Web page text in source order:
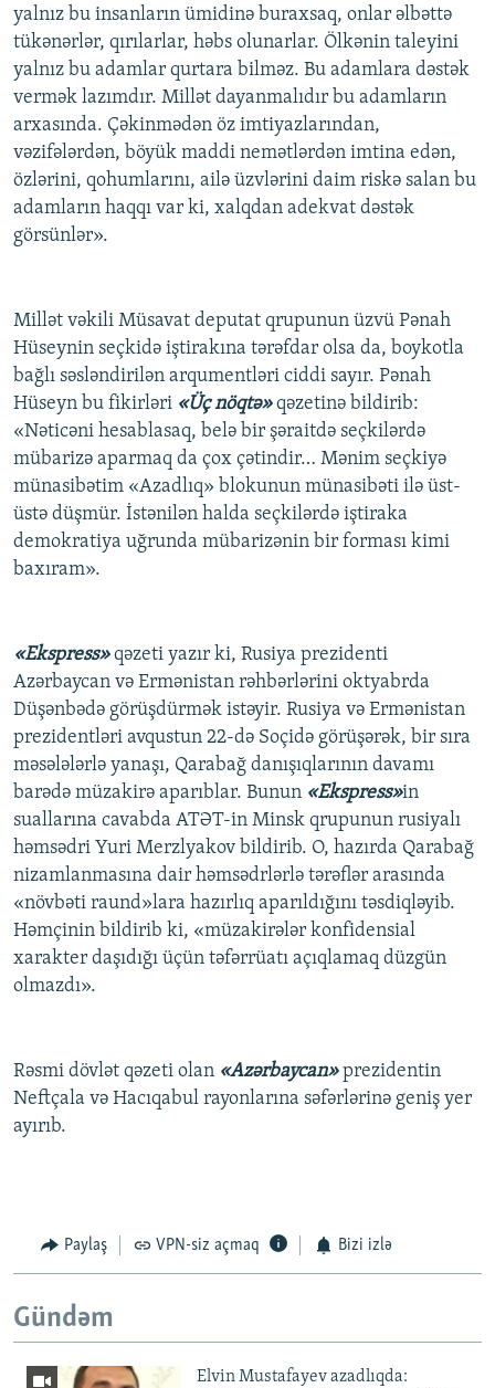
yalnız bu insanların ümidinə buraxsaq, onlar əlbəttə
tükənərlər, qırılarlar, həbs olunarlar. Ölkənin taleyini
yalnız bu adamlar qurtara bilməz. Bu adamlara dəstək
vermək lazımdır. Millət dayanmalıdır bu adamların
arxasında. Çəkinmədən öz imtiyazlarından,
vəzifələrdən, böyük maddi nemətlərdən imtina edən,
özlərini, qohumlarını, ailə üzvlərini daim riskə salan bu
adamların haqqı var ki, xalqdan adekvat dəstək
görsünlər».
Millət vəkili Müsavat deputat qrupunun üzvü Pənah
Hüseynin seçkidə iştirakına tərəfdar olsa da, boykotla
bağlı səsləndirilən arqumentləri ciddi sayır. Pənah
Hüseyn bu fikirləri «Üç nöqtə»qəzetinə bildirib:
«Nəticəni hesablasaq, belə bir şəraitdə seçkilərdə
mübarizə aparmaq da çox çətindir… Mənim seçkiyə
münasibətim «Azadlıq» blokunun münasibəti ilə üst-
üstə düşmür. İstənilən halda seçkilərdə iştiraka
demokratiya uğrunda mübarizənin bir forması kimi
baxıram».
«Ekspress» qəzeti yazır ki, Rusiya prezidenti
Azərbaycan və Ermənistan rəhbərlərini oktyabrda
Düşənbədə görüşdürmək istəyir. Rusiya və Ermənistan
prezidentləri avqustun 22-də Soçidə görüşərək, bir sıra
məsələlərlə yanaşı, Qarabağ danışıqlarının davamı
barədə müzakirə aparıblar. Bunun «Ekspress»in
suallarına cavabda ATƏT-in Minsk qrupunun rusiyalı
həmsədri Yuri Merzlyakov bildirib. O, hazırda Qarabağ
nizamlanmasına dair həmsədrlərlə tərəflər arasında
«növbəti raund»lara hazırlıq aparıldığını təsdiqləyib.
Həmçinin bildirib ki, «müzakirələr konfidensial
xarakter daşıdığı üçün təfərrüatı açıqlamaq düzgün
olmazdı».
Rəsmi dövlət qəzeti olan «Azərbaycan»prezidentin
Neftçala və Hacıqabul rayonlarına səfərlərinə geniş yer
ayırıb.
Paylaş VPN-siz açmaq Bizi izlə
Gündəm
Elvin Mustafayev azadlıqda: